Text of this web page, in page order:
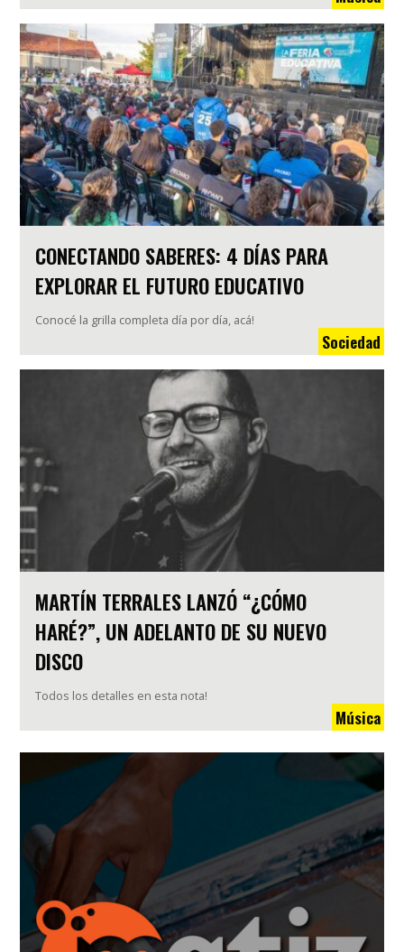
CONECTANDO SABERES: 4 DÍAS PARA
EXPLORAR EL FUTURO EDUCATIVO
Conocé la grilla completa día por día, acá!
Sociedad
MARTÍN TERRALES LANZÓ “¿CÓMO
HARÉ?”, UN ADELANTO DE SU NUEVO
DISCO
Todos los detalles en esta nota!
Música